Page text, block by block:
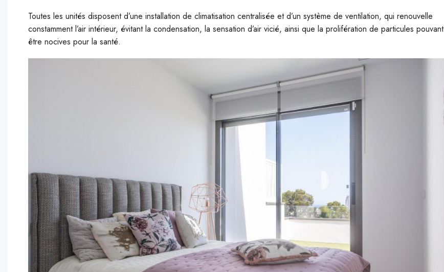
Toutes les unités disposent d’une installation de climatisation centralisée et d’un système de ventilation, qui renouvelle
constamment l’air intérieur, évitant la condensation, la sensation d’air vicié, ainsi que la prolifération de particules pouvant
être nocives pour la santé.